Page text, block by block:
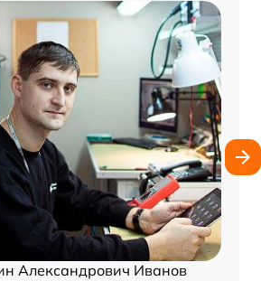
Александрович Иванов